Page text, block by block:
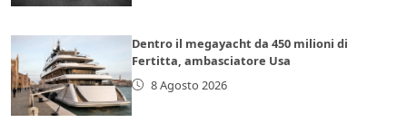
Dentro il megayacht da 450 milioni di
Fertitta, ambasciatore Usa
8 Agosto 2026